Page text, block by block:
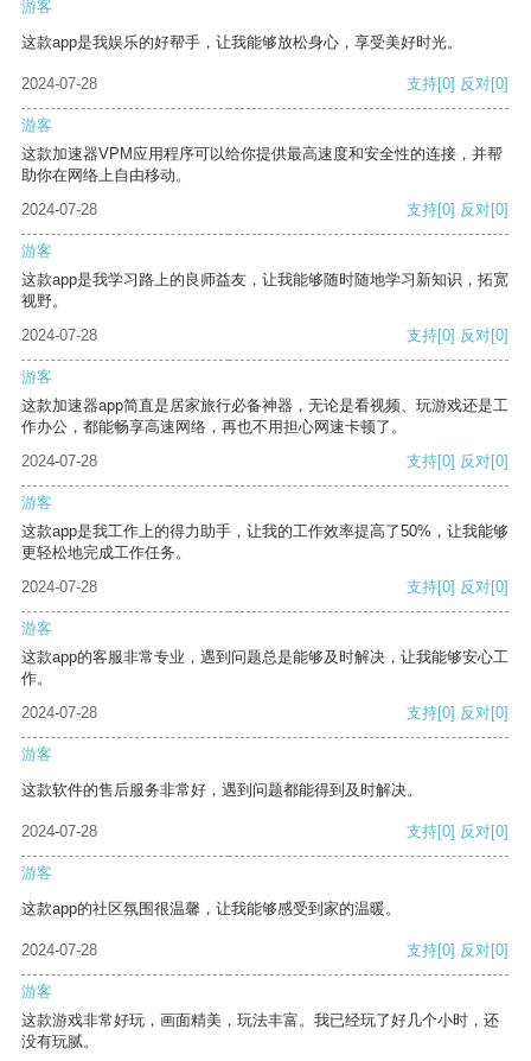
游客
这款app是我娱乐的好帮手，让我能够放松身心，享受美好时光。
2024-07-28 支持[0] 反对[0]
游客
这款加速器VPM应用程序可以给你提供最高速度和安全性的连接，并帮
助你在网络上自由移动。
2024-07-28
支持[0] 反对[0]
游客
这款app是我学习路上的良师益友，让我能够随时随地学习新知识，拓宽
视野。
2024-07-28
支持[0] 反对[0]
游客
这款加速器app简直是居家旅行必备神器，无论是看视频、玩游戏还是工
作办公，都能畅享高速网络，再也不用担心网速卡顿了。
2024-07-28
支持[0] 反对[0]
游客
这款app是我工作上的得力助手，让我的工作效率提高了50%，让我能够
更轻松地完成工作任务。
2024-07-28
支持[0] 反对[0]
游客
这款app的客服非常专业，遇到问题总是能够及时解决，让我能够安心工
作。
2024-07-28
支持[0] 反对[0]
游客
这款软件的售后服务非常好，遇到问题都能得到及时解决。
2024-07-28 支持[0] 反对[0]
游客
这款app的社区氛围很温馨，让我能够感受到家的温暖。
2024-07-28 支持[0] 反对[0]
游客
这款游戏非常好玩，画面精美，玩法丰富。我已经玩了好几个小时，还
没有玩腻。